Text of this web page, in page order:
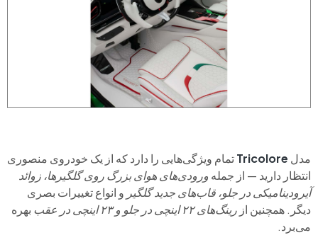
مدل Tricoloreتمام ویژگی‌هایی را دارد که از یک خودروی منصوری
انتظار دارید — از جمله ورودی‌های هوای بزرگ روی گلگیرها، زوائد
آیرودینامیکی در جلو، قاب‌های جدید گلگیر و انواع تغییرات بصری
دیگر. همچنین از رینگ‌های ۲۲ اینچی در جلو و ۲۳ اینچی در عقب
بهره
می‌برد.